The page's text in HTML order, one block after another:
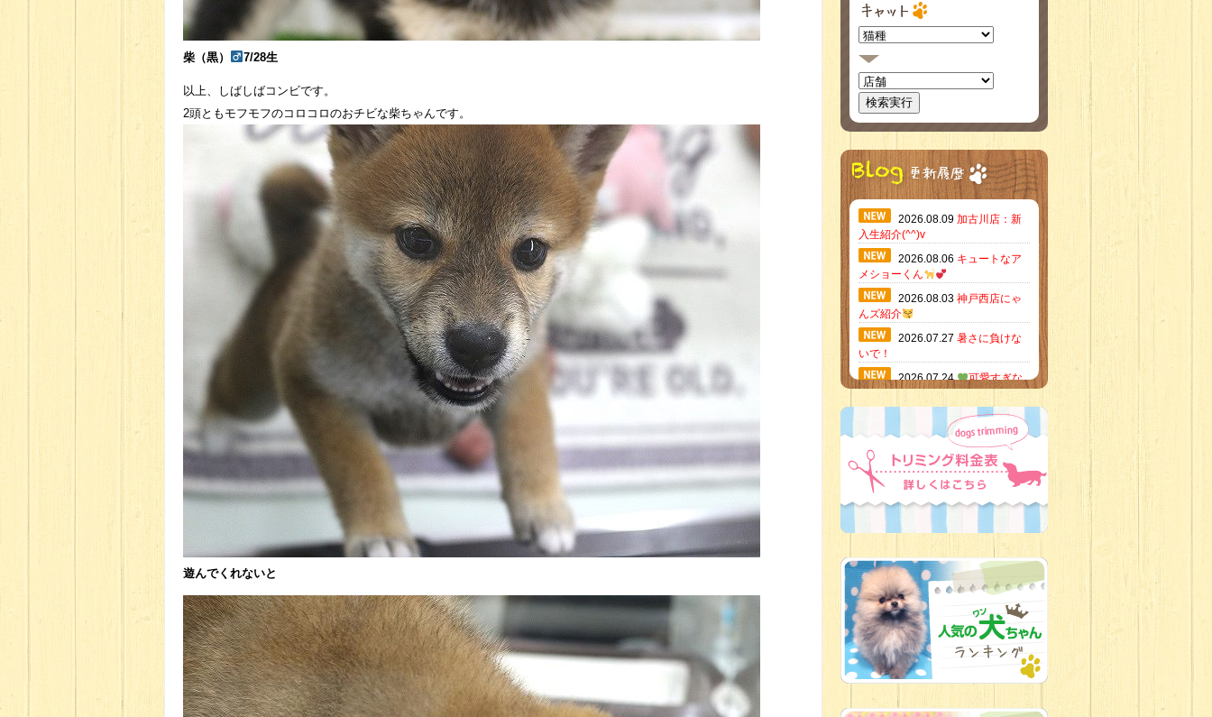
柴（黒） 7/28生
以上、しばしばコンビです。
2頭ともモフモフのコロコロのおチビな柴ちゃんです。
遊んでくれないと
2026.08.09 加古川店：新
入生紹介(^^)v
2026.08.06 キュートなア
メショーくん
2026.08.03 神戸西店にゃ
んズ紹介
2026.07.27 暑さに負けな
いで！
2026.07.24
可愛すぎな
素敵な笑顔の
ハーフくん
2026.07.18当店のイチオ
シにゃんこ
2026.07.12♡ rare color
2026.07.09加古川店：可
愛いハーフちゃん特集
2026.07.06 新入生紹介
2026.07.03ちびっこワン
コ
ダラダラな猫
スタッフ